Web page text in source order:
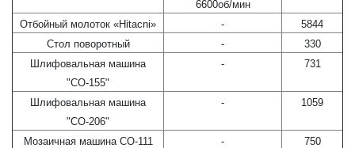
6600об/мин
Отбойный молоток «Hitacni» -
5844
Стол поворотный
-
330
Шлифовальная машина
"СО-155"
- 731
Шлифовальная машина
"СО-206"
- 1059
Мозаичная машина СО-111 -
750